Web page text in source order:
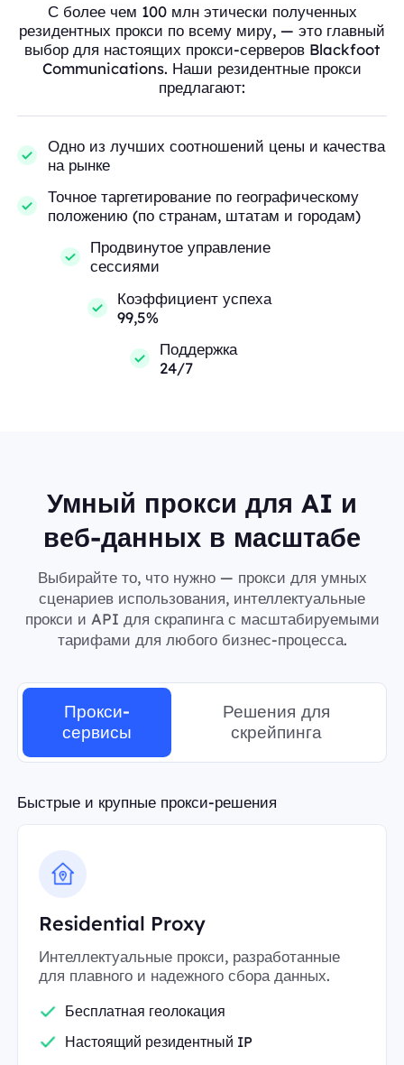
С более чем 100 млн этически полученных
резидентных прокси по всему миру, — это главный
выбор для настоящих прокси-серверов Blackfoot
Communications. Наши резидентные прокси
предлагают:
Одно из лучших соотношений цены и качества
на рынке
Точное таргетирование по географическому
положению (по странам, штатам и городам)
Продвинутое управление
сессиями
Коэффициент успеха
99,5%
Поддержка
24/7
Умный прокси для AI и
веб-данных в масштабе
Выбирайте то, что нужно — прокси для умных
сценариев использования, интеллектуальные
прокси и API для скрапинга с масштабируемыми
тарифами для любого бизнес-процесса.
Прокси-
сервисы
Решения для
скрейпинга
Быстрые и крупные прокси-решения
Residential Proxy
Интеллектуальные прокси, разработанные
для плавного и надежного сбора данных.
Бесплатная геолокация
Настоящий резидентный IP